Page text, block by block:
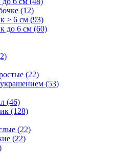
(12)
> 6 см (93)
до 6 см (60)
(22)
(53)
(46)
(128)
(22)
(22)